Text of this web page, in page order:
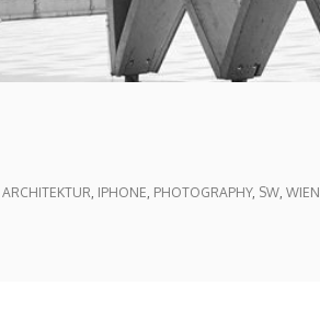
ARCHITEKTUR, IPHONE, PHOTOGRAPHY, SW, WIEN